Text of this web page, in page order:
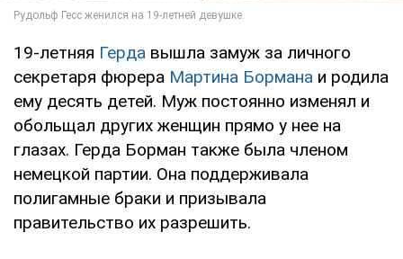
19-летняя Герда вышла замуж за личного
секретаря фюрера Мартина Бормана и родила
ему десять детей. Муж постоянно изменял и
обольщал других женщин прямо у нее на
глазах. Герда Борман также была членом
немецкой партии. Она поддерживала
полигамные браки и призывала
правительство их разрешить.